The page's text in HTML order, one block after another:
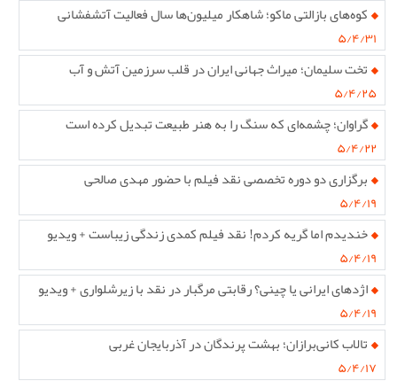
کوه‌های بازالتی ماکو؛ شاهکار میلیون‌ها سال فعالیت آتشفشانی
۵/۴/۳۱
تخت سلیمان؛ میراث جهانی ایران در قلب سرزمین آتش و آب
۵/۴/۲۵
گراوان؛ چشمه‌ای که سنگ را به هنر طبیعت تبدیل کرده است
۵/۴/۲۲
برگزاری دو دوره تخصصی نقد فیلم با حضور مهدی صالحی
۵/۴/۱۹
خندیدم اما گریه کردم! نقد فیلم کمدی زندگی زیباست + ویدیو
۵/۴/۱۹
اژدهای ایرانی یا چینی؟ رقابتی مرگبار در نقد با زیرشلواری + ویدیو
۵/۴/۱۹
تالاب کانی‌برازان؛ بهشت پرندگان در آذربایجان غربی
۵/۴/۱۷